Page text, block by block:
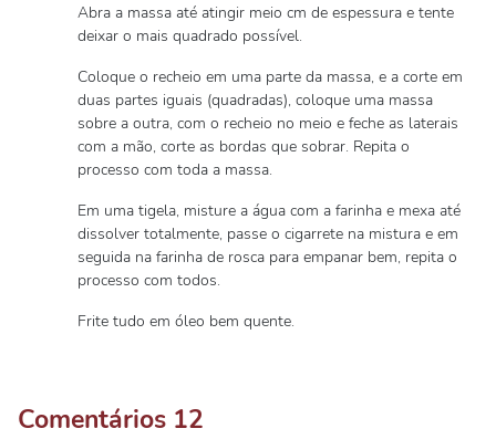
Abra a massa até atingir meio cm de espessura e tente
deixar o mais quadrado possível.
Coloque o recheio em uma parte da massa, e a corte em
duas partes iguais (quadradas), coloque uma massa
sobre a outra, com o recheio no meio e feche as laterais
com a mão, corte as bordas que sobrar. Repita o
processo com toda a massa.
Em uma tigela, misture a água com a farinha e mexa até
dissolver totalmente, passe o cigarrete na mistura e em
seguida na farinha de rosca para empanar bem, repita o
processo com todos.
Frite tudo em óleo bem quente.
Comentários 12